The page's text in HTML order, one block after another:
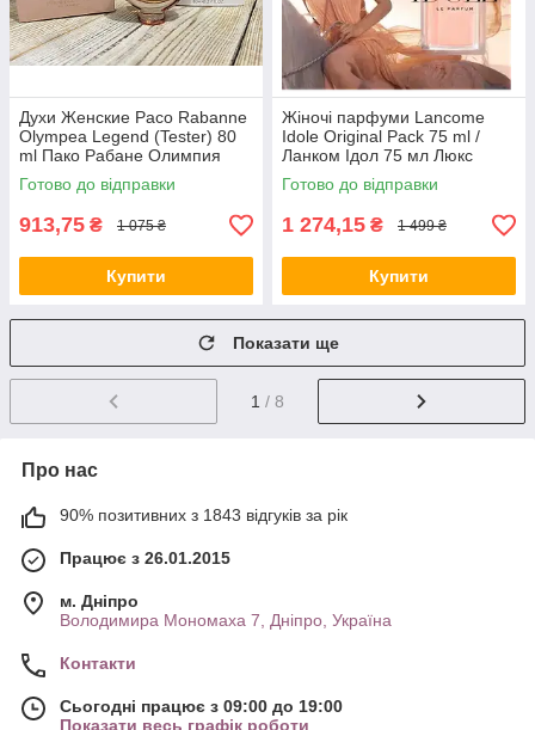
Духи Женские Paco Rabanne
Olympea Legend (Tester) 80
ml Пако Рабане Олимпия
Легенд (Тестер) 80 мл all К
Готово до відправки
913,75 ₴ 1 075 ₴
Купити
Жіночі парфуми Lancome
Idole Original Pack 75 ml /
Ланком Ідол 75 мл Люкс
Готово до відправки
1 274,15 ₴ 1 499 ₴
Купити
Показати ще
1 / 8
Про нас
90% позитивних з 1843 відгуків за рік
Працює з 26.01.2015
м. Дніпро
Володимира Мономаха 7, Дніпро, Україна
Контакти
Сьогодні працює з 09:00 до 19:00
Показати весь графік роботи